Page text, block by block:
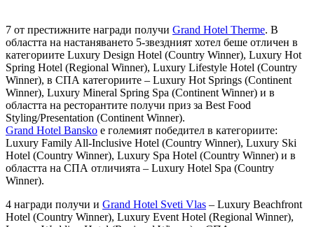
7 от престижните награди получи Grand Hotel Therme. В
областта на настаняването 5-звездният хотел беше отличен в
категориите Luxury Design Hotel (Country Winner), Luxury Hot
Spring Hotel (Regional Winner), Luxury Lifestyle Hotel (Country
Winner), в СПА категориите – Luxury Hot Springs (Continent
Winner), Luxury Mineral Spring Spa (Continent Winner) и в
областта на ресторантите получи приз за Best Food
Styling/Presentation (Continent Winner).
Grand Hotel Bansko е големият победител в категориите:
Luxury Family All-Inclusive Hotel (Country Winner), Luxury Ski
Hotel (Country Winner), Luxury Spa Hotel (Country Winner) и в
областта на СПА отличията – Luxury Hotel Spa (Country
Winner).
4 награди получи и Grand Hotel Sveti Vlas – Luxury Beachfront
Hotel (Country Winner), Luxury Event Hotel (Regional Winner),